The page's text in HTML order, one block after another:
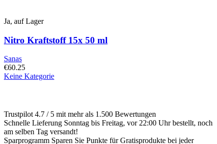
Ja, auf Lager
Nitro Kraftstoff 15x 50 ml
Sanas
€60.25
Keine Kategorie
mehrere
Varianten.
Diese
Option
Trustpilot 4.7 / 5 mit mehr als 1.500 Bewertungen
Schnelle Lieferung Sonntag bis Freitag, vor 22:00 Uhr bestellt, noch
am selben Tag versandt!
Sparprogramm Sparen Sie Punkte für Gratisprodukte bei jeder